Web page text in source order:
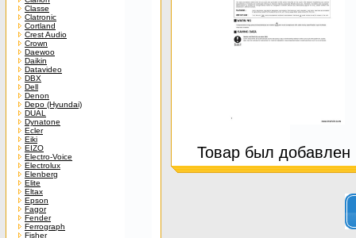
Classe
Clatronic
Cortland
Crest Audio
Crown
Daewoo
Daikin
Datavideo
DBX
Dell
Denon
Depo (Hyundai)
DUAL
Dynatone
Ecler
Eiki
EIZO
Electro-Voice
Electrolux
Elenberg
Elite
Eltax
Epson
Fagor
Fender
Ferrograph
Fisher
Товар был добавлен